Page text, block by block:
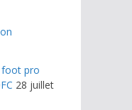
foot pro
28 juillet